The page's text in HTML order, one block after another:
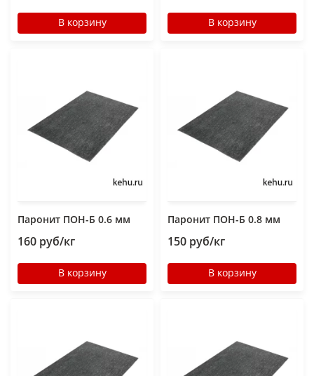
В корзину В корзину
Паронит ПОН-Б 0.6 мм
160 руб/кг
В корзину
Паронит ПОН-Б 0.8 мм
150 руб/кг
В корзину